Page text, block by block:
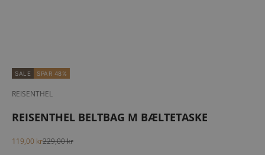
SALE SPAR 48%
REISENTHEL
REISENTHEL BELTBAG M BÆLTETASKE
Salgspris
119,00 krNormalpris
229,00 kr